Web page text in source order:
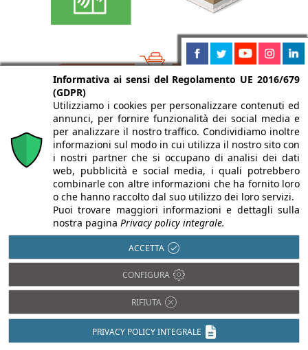
Acciaio
Alluminio
Bambù
Calcestruzzo
Cartongesso
Cemento
Compositi
Legno
Pietra
Plastica
PVC
Rame
Resina
Tessuti
Vetro
Informativa ai sensi del Regolamento UE 2016/679
(GDPR)
Utilizziamo i cookies per personalizzare contenuti ed
annunci, per fornire funzionalità dei social media e
per analizzare il nostro traffico. Condividiamo inoltre
informazioni sul modo in cui utilizza il nostro sito con
i nostri partner che si occupano di analisi dei dati
web, pubblicità e social media, i quali potrebbero
combinarle con altre informazioni che ha fornito loro
o che hanno raccolto dal suo utilizzo dei loro servizi.
Puoi trovare maggiori informazioni e dettagli sulla
nostra pagina Privacy policy integrale.
ACCETTA
CONFIGURA
RIFIUTA
PRIVACY POLICY INTEGRALE